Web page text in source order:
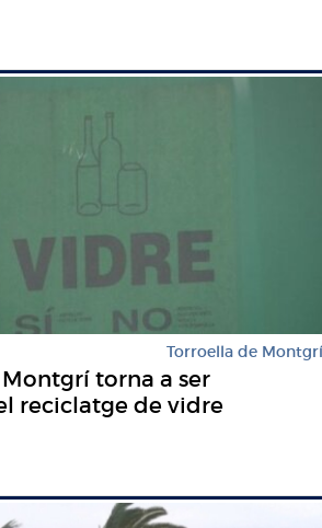
Torroella de Montgrí
torna a ser
reciclatge de vidre